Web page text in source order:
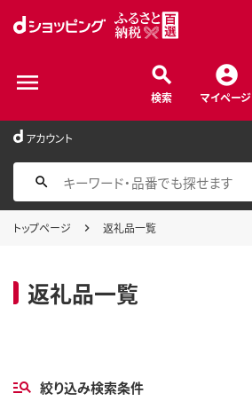
検索 マイページ
アカウント
トップページ 返礼品一覧
返礼品一覧
絞り込み検索条件